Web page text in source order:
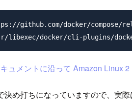
github.com/docker/compose/
ュメントに沿って Amazon Linux
決め打ちになっていますので、実